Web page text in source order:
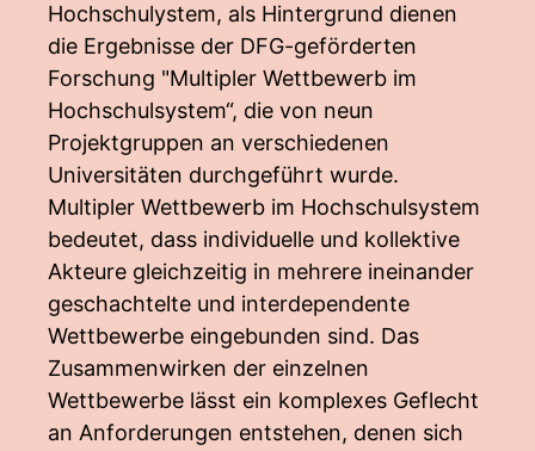
Hochschulystem, als Hintergrund dienen
die Ergebnisse der DFG-geförderten
Forschung "Multipler Wettbewerb im
Hochschulsystem“, die von neun
Projektgruppen an verschiedenen
Universitäten durchgeführt wurde.
Multipler Wettbewerb im Hochschulsystem
bedeutet, dass individuelle und kollektive
Akteure gleichzeitig in mehrere ineinander
geschachtelte und interdependente
Wettbewerbe eingebunden sind. Das
Zusammenwirken der einzelnen
Wettbewerbe lässt ein komplexes Geflecht
an Anforderungen entstehen, denen sich